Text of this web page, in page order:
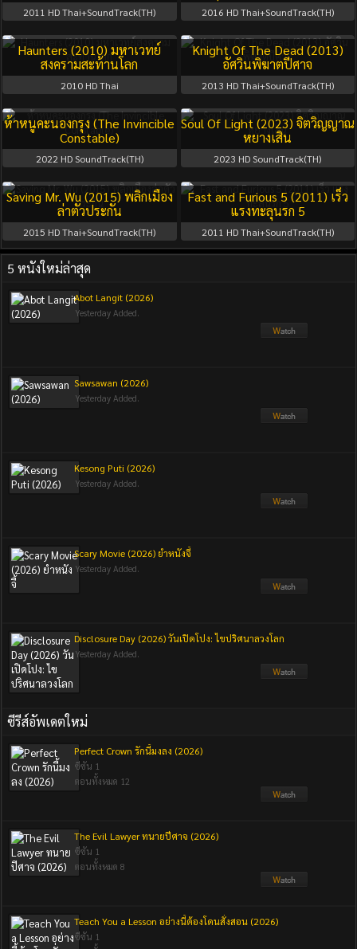
2011 HD Thai+SoundTrack(TH) 2016 HD Thai+SoundTrack(TH)
Haunters (2010) มหาเวทย์
สงครามสะท้านโลก
2010HD Thai
Knight Of The Dead (2013)
อัศวินพิฆาตปีศาจ
2013 HD Thai+SoundTrack(TH)
ห้าหนูคะนองกรุง (The Invincible
Constable)
2022 HD SoundTrack(TH)
Soul Of Light (2023) จิตวิญญาณ
หยางเสิน
2023 HD SoundTrack(TH)
Saving Mr. Wu (2015) พลิกเมือง
ล่าตัวประกัน
2015 HD Thai+SoundTrack(TH)
Fast and Furious 5 (2011) เร็ว
แรงทะลุนรก 5
2011 HD Thai+SoundTrack(TH)
5 หนังใหม่ล่าสุด
Abot Langit (2026)
Yesterday Added.
Sawsawan (2026)
Yesterday Added.
Kesong Puti (2026)
Yesterday Added.
Scary Movie (2026) ยำหนังจี้
Yesterday Added.
Disclosure Day (2026) วันเปิดโปง: ไขปริศนาลวงโลก
Yesterday Added.
ซีรีส์อัพเดตใหม่
Perfect Crown รักนี้มงลง (2026)
ซีซัน 1
ตอนทั้งหมด 12
The Evil Lawyer ทนายปีศาจ (2026)
ซีซัน 1
ตอนทั้งหมด 8
Teach You a Lesson อย่างนี้ต้องโดนสั่งสอน (2026)
ซีซัน 1